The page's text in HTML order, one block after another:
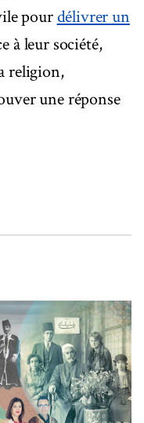
pourdélivrer un
à leur société,
religion,
une réponse